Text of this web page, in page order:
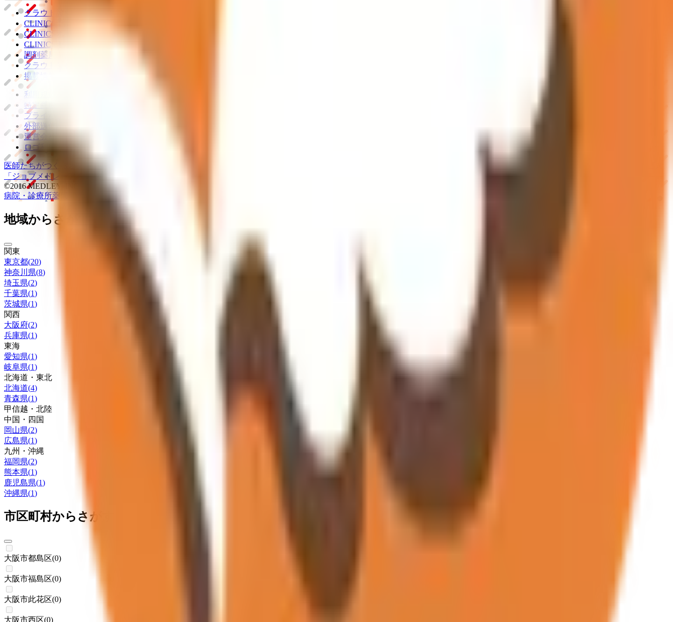
クラウド診療
CLINICS予約
CLINICSオンライン診療
CLINICSカルテ
調剤薬局向け統合型クラウドソリューション
クラウド歯科業務
「Dentis」
掲載情報の修正・削除はこちら
利用規約
特定商取引法に基づく表記
プライバシーポリシー
外部送信ポリシー
運営会社
ロゴ利用ガイドライン
医師たちがつくる オンライン医療事典 老人ホーム紹介サービス「みんかい」
「ジョブメドレー
©2016 MEDLEY, INC.
病院・診療所薬局
地域からさがす
関東
東京都(20)
神奈川県(8)
埼玉県(2)
千葉県(1)
茨城県(1)
関西
大阪府(2)
兵庫県(1)
東海
愛知県(1)
岐阜県(1)
北海道・東北
北海道(4)
青森県(1)
甲信越・北陸
中国・四国
岡山県(2)
広島県(1)
九州・沖縄
福岡県(2)
熊本県(1)
鹿児島県(1)
沖縄県(1)
市区町村からさがす
大阪市都島区(0)
大阪市福島区(0)
大阪市此花区(0)
大阪市西区(0)